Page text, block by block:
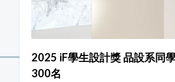
2025 iF學生設計獎 品設系同
300名